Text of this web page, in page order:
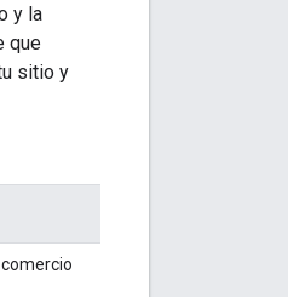
y la
que
sitio y